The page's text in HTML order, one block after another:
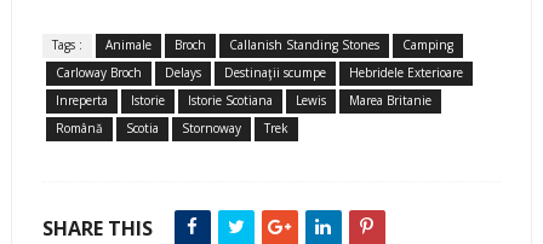
Tags : Animale Broch Callanish Standing Stones
Camping
Carloway Broch
Delays Destinaţii scumpe
Hebridele Exterioare
Inreperta
Istorie Istorie Scotiana Lewis
Marea Britanie
Română
Scotia Stornoway Trek
SHARE THIS